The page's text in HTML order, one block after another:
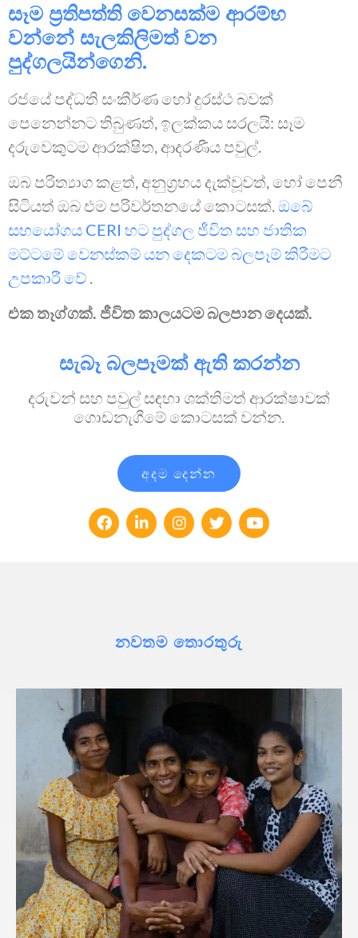
සෑම ප්‍රතිපත්ති වෙනසක්ම ආරම්භ
වන්නේ සැලකිලිමත් වන
පුද්ගලයින්ගෙනි.
රජයේ පද්ධති සංකීර්ණ හෝ දුරස්ථ බවක්
පෙනෙන්නට තිබුණත්, ඉලක්කය සරලයි: සෑම
දරුවෙකුටම ආරක්ෂිත, ආදරණීය පවුල්.
ඔබ පරිත්‍යාග කළත්, අනුග්‍රහය දැක්වූවත්, හෝ පෙනී
සිටියත් ඔබ එම පරිවර්තනයේ කොටසක්.ඔබේ
සහයෝගය CERI හට පුද්ගල ජීවිත සහ ජාතික
මට්ටමේ වෙනස්කම් යන දෙකටම බලපෑම් කිරීමට
උපකාරී වේ .
එක තෑග්ගක්. ජීවිත කාලයටම බලපාන දෙයක්.
සැබෑ බලපෑමක් ඇති කරන්න
දරුවන් සහ පවුල් සඳහා ශක්තිමත් ආරක්ෂාවක්
ගොඩනැගීමේ කොටසක් වන්න.
අදම දෙන්න
නවතම තොරතුරු